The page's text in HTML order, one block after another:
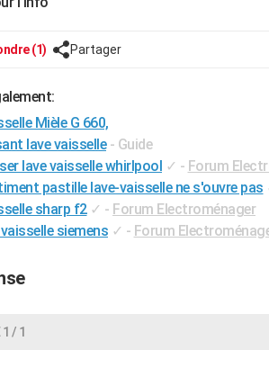
(1) Partager
Mièle G 660,
lave vaisselle - Guide
lave vaisselle whirlpool ✓ - Forum
pastille lave-vaisselle ne s'ouvre pas
sharp f2 ✓ - Forum Electroménager
siemens ✓ - Forum
1 / 1